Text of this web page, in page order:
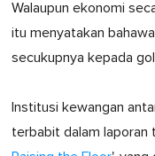
Walaupun ekonomi
itu menyatakan
secukupnya kepada
Institusi kewangan
terbabit dalam laporan